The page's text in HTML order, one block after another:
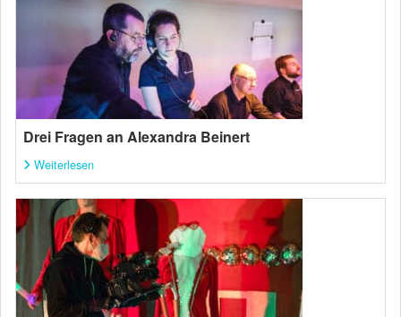
Drei Fragen an Alexandra Beinert
Weiterlesen